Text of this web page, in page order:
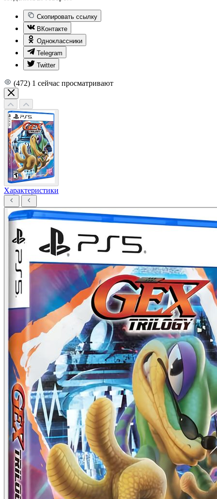
Скопировать ссылку
ВКонтакте
Одноклассники
Telegram
Twitter
(472) 1 сейчас просматривают
Характеристики